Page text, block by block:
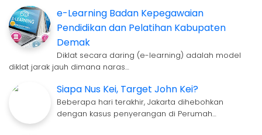
e-Learning Badan Kepegawaian
Pendidikan dan Pelatihan Kabupaten
Demak
Diklat secara daring (e-learning) adalah model
diklat jarak jauh dimana naras…
Siapa Nus Kei, Target John Kei?
Beberapa hari terakhir, Jakarta dihebohkan
dengan kasus penyerangan di Perumah…